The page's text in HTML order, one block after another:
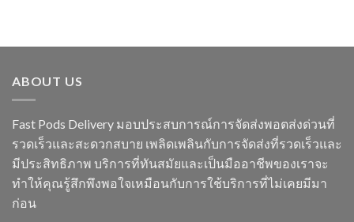
ABOUT US
Fast Pods Delivery มอบประสบการณ์การจัดส่งพอตส่งด่วนที่
รวดเร็วและสะดวกสบาย เพลิดเพลินกับการจัดส่งที่รวดเร็วและ
มีประสิทธิภาพ บริการที่ทันสมัยและเป็นมืออาชีพของเราจะ
ทำให้คุณรู้สึกพึงพอใจเหมือนกับการใช้บริการที่ไม่เคยมีมา
ก่อน